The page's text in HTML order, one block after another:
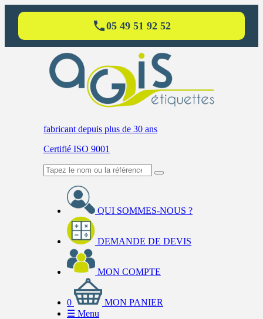
05 49 51 92 52
fabricant depuis plus de 30 ans
Certifié ISO 9001
QUI SOMMES-NOUS ?
DEMANDE DE DEVIS
MON COMPTE
0
MON PANIER
☰ Menu